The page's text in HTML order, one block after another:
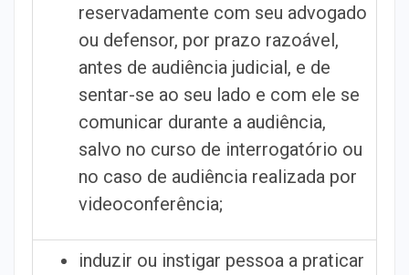
reservadamente com seu advogado
ou defensor, por prazo razoável,
antes de audiência judicial, e de
sentar-se ao seu lado e com ele se
comunicar durante a audiência,
salvo no curso de interrogatório ou
no caso de audiência realizada por
videoconferência;
induzir ou instigar pessoa a praticar